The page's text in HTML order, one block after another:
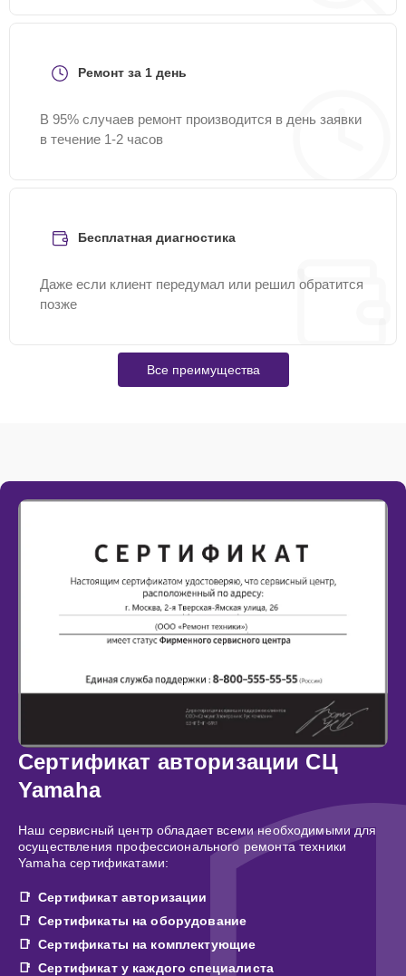
Ремонт за 1 день
В 95% случаев ремонт производится в день заявки
в течение 1-2 часов
Бесплатная диагностика
Даже если клиент передумал или решил обратится
позже
Все преимущества
Сертификат авторизации СЦ
Yamaha
Наш сервисный центр обладает всеми необходимыми для
осуществления профессионального ремонта техники
Yamaha сертификатами:
Сертификат авторизации
Сертификаты на оборудование
Сертификаты на комплектующие
Сертификат у каждого специалиста